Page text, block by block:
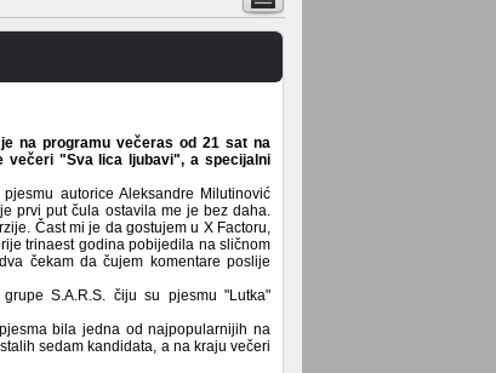
na programu večeras od 21 sat na
večeri "Sva lica ljubavi", a specijalni
autorice Aleksandre Milutinović
prvi put čula ostavila me je bez daha.
Čast mi je da gostujem u X Factoru,
trinaest godina pobijedila na sličnom
čekam da čujem komentare poslije
S.A.R.S. čiju su pjesmu "Lutka"
bila jedna od najpopularnijih na
sedam kandidata, a na kraju večeri